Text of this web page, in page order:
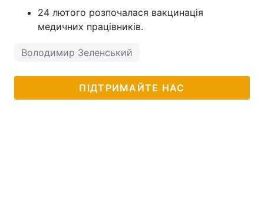
24 лютого розпочалася вакцинація
медичних працівників.
Володимир Зеленський
ПІДТРИМАЙТЕ НАС